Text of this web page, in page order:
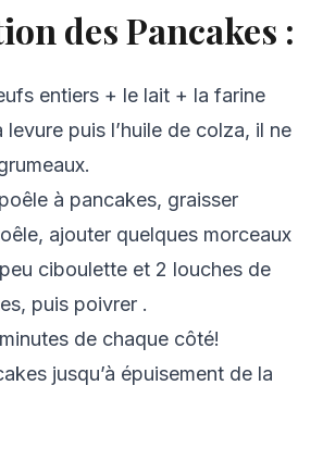
des Pancakes :
entiers + le lait + la farine
puis l’huile de colza, il ne
à pancakes, graisser
ajouter quelques morceaux
ciboulette et 2 louches de
puis poivrer .
de chaque côté!
jusqu’à épuisement de la